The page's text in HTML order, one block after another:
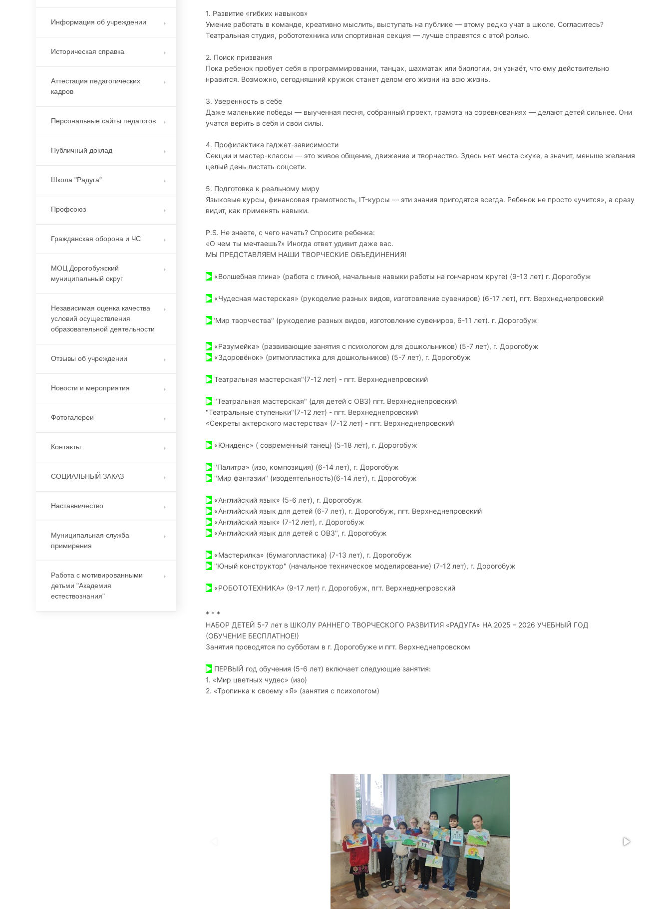
1. Развитие «гибких навыков»
Умение работать в команде, креативно мыслить, выступать на публике — этому редко учат в школе. Согласитесь?
Театральная студия, робототехника или спортивная секция — лучше справятся с этой ролью.
2. Поиск призвания
Пока ребенок пробует себя в программировании, танцах, шахматах или биологии, он узнаёт, что ему действительно
нравится. Возможно, сегодняшний кружок станет делом его жизни на всю жизнь.
3. Уверенность в себе
Даже маленькие победы — выученная песня, собранный проект, грамота на соревнованиях — делают детей сильнее. Они
учатся верить в себя и свои силы.
4. Профилактика гаджет-зависимости
Секции и мастер-классы — это живое общение, движение и творчество. Здесь нет места скуке, а значит, меньше желания
целый день листать соцсети.
5. Подготовка к реальному миру
Языковые курсы, финансовая грамотность, IT-курсы — эти знания пригодятся всегда. Ребенок не просто «учится», а сразу
видит, как применять навыки.
P.S. Не знаете, с чего начать? Спросите ребенка:
«О чем ты мечтаешь?» Иногда ответ удивит даже вас.
МЫ ПРЕДСТАВЛЯЕМ НАШИ ТВОРЧЕСКИЕ ОБЪЕДИНЕНИЯ!
► «Волшебная глина» (работа с глиной, начальные навыки работы на гончарном круге) (9-13 лет) г. Дорогобуж
► «Чудесная мастерская» (рукоделие разных видов, изготовление сувениров) (6-17 лет), пгт. Верхнеднепровский
►"Мир творчества" (рукоделие разных видов, изготовление сувениров, 6-11 лет). г. Дорогобуж
► «Разумейка» (развивающие занятия с психологом для дошкольников) (5-7 лет), г. Дорогобуж
► «Здоровёнок» (ритмопластика для дошкольников) (5-7 лет), г. Дорогобуж
► Театральная мастерская"(7-12 лет) - пгт. Верхнеднепровский
► "Театральная мастерская" (для детей с ОВЗ) пгт. Верхнеднепровский
"Театральные ступеньки"(7-12 лет) - пгт. Верхнеднепровский
«Секреты актерского мастерства» (7-12 лет) - пгт. Верхнеднепровский
► «Юниденс» ( современный танец) (5-18 лет), г. Дорогобуж
► "Палитра» (изо, композиция) (6-14 лет), г. Дорогобуж
► "Мир фантазии" (изодеятельность)(6-14 лет), г. Дорогобуж
► «Английский язык» (5-6 лет), г. Дорогобуж
► «Английский язык для детей (6-7 лет), г. Дорогобуж, пгт. Верхнеднепровский
► «Английский язык» (7-12 лет), г. Дорогобуж
► «Английский язык для детей с ОВЗ", г. Дорогобуж
► «Мастерилка» (бумагопластика) (7-13 лет), г. Дорогобуж
► "Юный конструктор" (начальное техническое моделирование) (7-12 лет), г. Дорогобуж
► «РОБОТОТЕХНИКА» (9-17 лет) г. Дорогобуж, пгт. Верхнеднепровский
* * *
НАБОР ДЕТЕЙ 5-7 лет в ШКОЛУ РАННЕГО ТВОРЧЕСКОГО РАЗВИТИЯ «РАДУГА» НА 2025 – 2026 УЧЕБНЫЙ ГОД
(ОБУЧЕНИЕ БЕСПЛАТНОЕ!)
Занятия проводятся по субботам в г. Дорогобуже и пгт. Верхнеднепровском
► ПЕРВЫЙ год обучения (5-6 лет) включает следующие занятия:
1. «Мир цветных чудес» (изо)
2. «Тропинка к своему «Я» (занятия с психологом)
Информация об учреждении
Историческая справка
Аттестация педагогических
кадров
Персональные сайты педагогов
Публичный доклад
Школа "Радуга"
Профсоюз
Гражданская оборона и ЧС
МОЦ Дорогобужский
муниципальный округ
Независимая оценка качества
условий осуществления
образовательной деятельности
Отзывы об учреждении
Новости и мероприятия
Фотогалереи
Контакты
СОЦИАЛЬНЫЙ ЗАКАЗ
Наставничество
Муниципальная служба
примирения
Работа с мотивированными
детьми "Академия
естествознания"